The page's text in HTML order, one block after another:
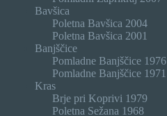
Bavšica
Poletna Bavšica 2004
Poletna Bavšica 2001
Banjščice
Pomladne Banjščice 1976
Pomladne Banjščice 1971
Kras
Brje pri Koprivi 1979
Poletna Sežana 1968